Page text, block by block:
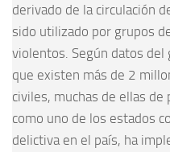
derivado de la circulación
sido utilizado por grupos
violentos. Según datos
que existen más de 2
civiles, muchas de ellas de
como uno de los estados
delictiva en el país, ha